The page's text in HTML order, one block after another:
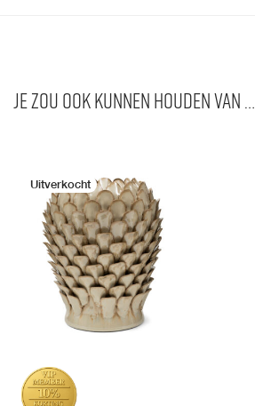
Je zou ook kunnen houden van …